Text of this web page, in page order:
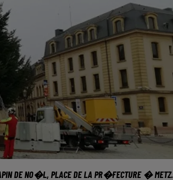
DE NO�L, PLACE DE LA PR�FECTURE � METZ.